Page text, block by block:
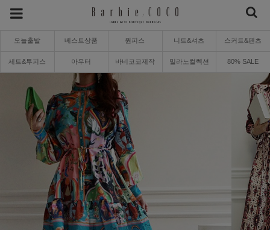
오늘출발 베스트상품 원피스 니트&셔츠 스커트&팬츠
세트&투피스 아우터 바비코코제작 밀라노컬렉션 80% SALE